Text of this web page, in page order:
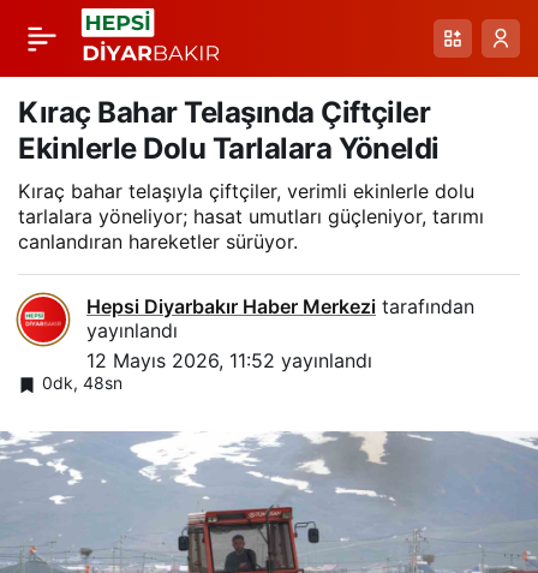
Kıraç Bahar Telaşında Çiftçiler
Ekinlerle Dolu Tarlalara Yöneldi
Kıraç bahar telaşıyla çiftçiler, verimli ekinlerle dolu
tarlalara yöneliyor; hasat umutları güçleniyor, tarımı
canlandıran hareketler sürüyor.
Hepsi Diyarbakır Haber Merkezi tarafından
yayınlandı
12 Mayıs 2026, 11:52 yayınlandı
0dk, 48sn
Sason’da Ipek
Böcekçiliği
Yükselişte: 72 Aileye
Başlangıç Dağıtımı ve
Beklenen Büyüme
Paylaş